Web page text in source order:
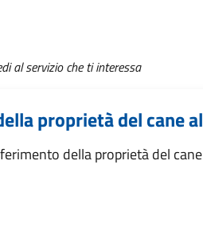
al servizio che ti interessa
proprietà del cane
della proprietà del